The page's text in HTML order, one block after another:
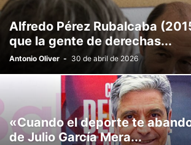
POLIDEPORTIVO PREMIOS
SIN CATEGORÍA
Alfredo Pérez Rubalcaba
que la gente de derechas...
Antonio Oliver - 30 de abril de 2026
«Cuando el deporte te
de Julio García Mera...